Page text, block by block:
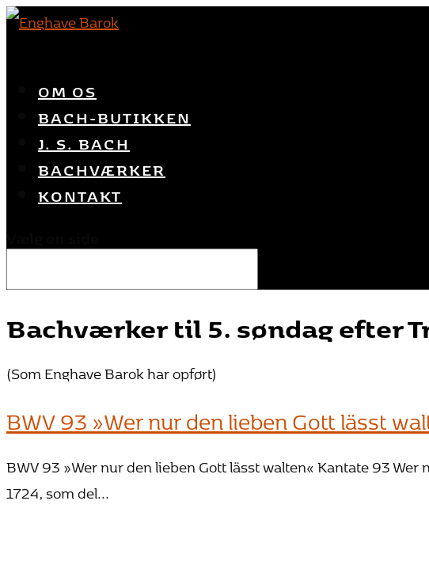
OM OS
BACH-BUTIKKEN
J. S. BACH
BACHVÆRKER
KONTAKT
Bachværker til 5. søndag efter
(Som Enghave Barok har opført)
BWV 93 »Wer nur den lieben Gott lässt
BWV 93 »Wer nur den lieben Gott lässt walten« Kantate 93
1724, som del...